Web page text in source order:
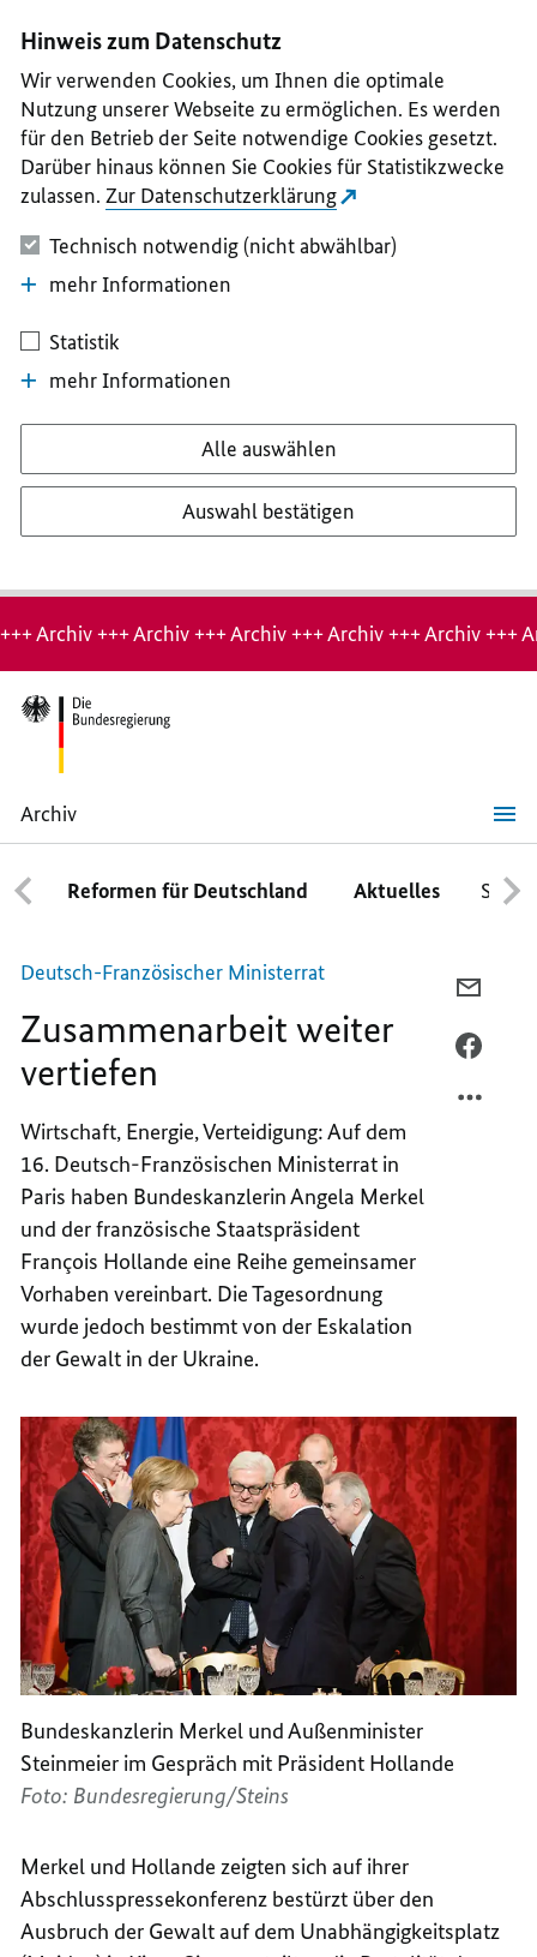
II
III
IV
V
Hinweis zum Datenschutz
Wir verwenden Cookies, um Ihnen die optimale
Nutzung unserer Webseite zu ermöglichen. Es werden
für den Betrieb der Seite notwendige Cookies gesetzt.
Darüber hinaus können Sie Cookies für Statistikzwecke
zulassen. Zur Datenschutzerklärung
Technisch notwendig (nicht abwählbar)
mehr Informationen
Statistik
mehr Informationen
Alle auswählen
Auswahl bestätigen
Hinweis:
Archiv-
Seite
+++ Archiv +++ Archiv +++ Archiv +++ Archiv +++ Archiv +++
Archiv
Zusammenarbeit
weiter
vertiefenReformen für Deutschland Aktuelles
Deutsch-Französischer Ministerrat
Zusammenarbeit weiter
vertiefen
Wirtschaft, Energie, Verteidigung: Auf dem
16. Deutsch-Französischen Ministerrat in
Paris haben Bundeskanzlerin Angela Merkel
und der französische Staatspräsident
François Hollande eine Reihe gemeinsamer
Vorhaben vereinbart. Die Tagesordnung
wurde jedoch bestimmt von der Eskalation
der Gewalt in der Ukraine.
Bundeskanzlerin Merkel und Außenminister
Steinmeier im Gespräch mit Präsident Hollande
Foto: Bundesregierung/Steins
Merkel und Hollande zeigten sich auf ihrer
Abschlusspressekonferenz bestürzt über den
Ausbruch der Gewalt auf dem Unabhängigkeitsplatz